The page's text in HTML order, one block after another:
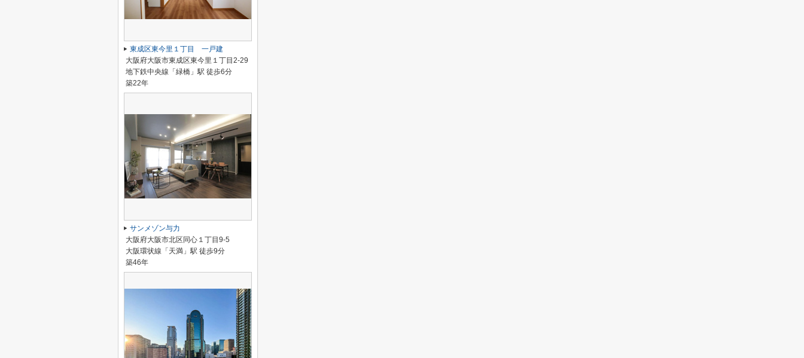
東成区東今里１丁目 一戸建
大阪府大阪市東成区東今里１丁目2-29
地下鉄中央線「緑橋」駅 徒歩6分
築22年
サンメゾン与力
大阪府大阪市北区同心１丁目9-5
大阪環状線「天満」駅 徒歩9分
築46年